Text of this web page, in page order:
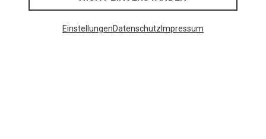
EinstellungenDatenschutz Impressum